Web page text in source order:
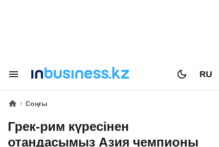
RU
Соңғы
Грек-рим күресінен
отандасымыз Азия чемпионы